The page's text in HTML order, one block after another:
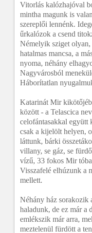
Vitorlás kalózhajóval
mintha magunk is
szereplői lennénk.
űrkalózok a csend
Némelyik sziget
hatalmas mancsa, a
nyoma, néhány
Nagyvárosból
Háborítatlan
Katarinát Mir
között - a Telascica
celofántasakkal együtt
csak a kijelölt helyen,
láttunk, bárki
villany, se gáz, se
vízű, 33 fokos Mir
Visszafelé elhúzunk a
mellett.
Néhány ház sorakozik
haladunk, de ez már a
emlékszik már arra,
meztelenül fürdött a